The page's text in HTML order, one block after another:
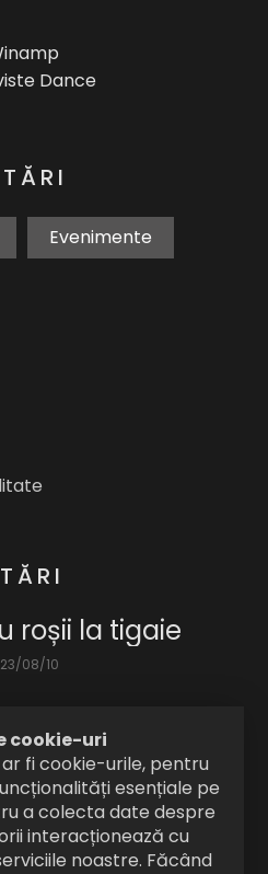
Dance
Evenimente
roșii la tigaie
08/10
va fi lansat
15?
08/09
cookie-uri
fi cookie-urile, pentru
esențiale pe
a colecta date despre
interacționează cu
noastre. Făcând